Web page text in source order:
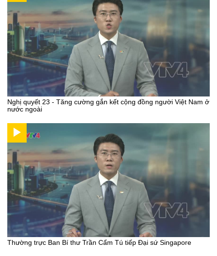
Nghị quyết 23 - Tăng cường gắn kết cộng đồng người Việt Nam ở
nước ngoài
Thường trực Ban Bí thư Trần Cẩm Tú tiếp Đại sứ Singapore